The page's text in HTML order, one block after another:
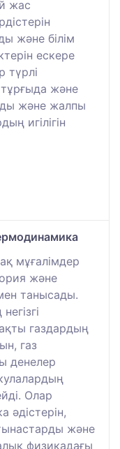
жас
және білім
ескере
түрлі
және
және жалпы
игілігін
мұғалімдер
және
танысады.
газдардың
газ
денелер
Олар
әдістерін,
және
физикадағы